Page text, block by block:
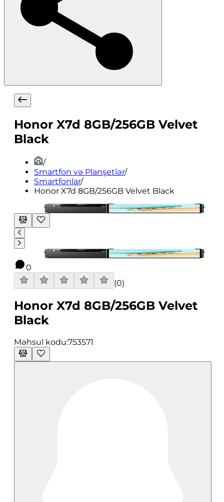
Honor X7d 8GB/256GB Velvet
Black
/
Smartfon və Planşetlər/
Smartfonlar/
Honor X7d 8GB/256GB Velvet Black
0
(0)
Honor X7d 8GB/256GB Velvet
Black
Məhsul kodu:753571